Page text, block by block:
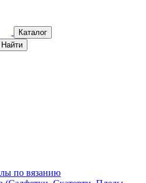
Каталог
Найти
по вязанию